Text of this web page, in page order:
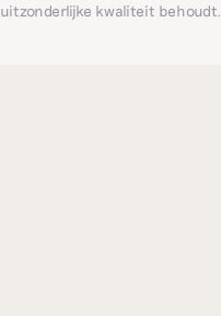
uitzonderlijke kwaliteit behoudt.